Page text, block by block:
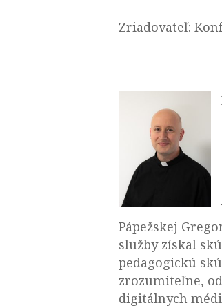
Zriadovateľ:
Pápežskej
služby získal
pedagogickú
zrozumiteľne,
digitálnych